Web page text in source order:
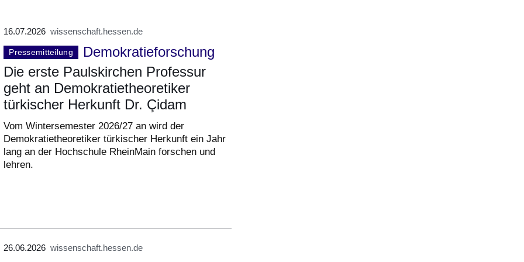
16.07.2026 wissenschaft.hessen.de
Pressemitteilung
Demokratieforschung
Die erste Paulskirchen Professur
geht an Demokratietheoretiker
türkischer Herkunft Dr. Çidam
Vom Wintersemester 2026/27 an wird der
Demokratietheoretiker türkischer Herkunft ein Jahr
lang an der Hochschule RheinMain forschen und
lehren.
26.06.2026 wissenschaft.hessen.de